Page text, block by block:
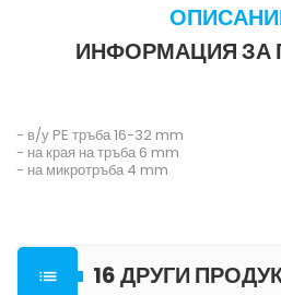
ИНФОРМАЦИЯ ЗА
- в/у PE тръба 16-32 mm
- на края на тръба 6 mm
- на микротръба 4 mm

16 ДРУГИ